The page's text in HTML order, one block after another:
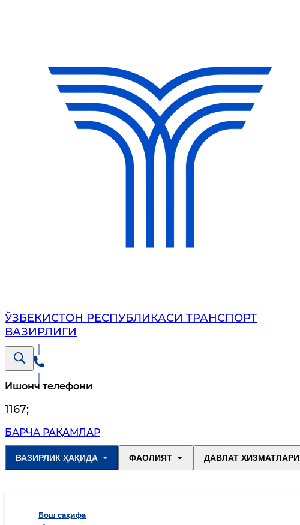
ЎЗБЕКИСТОН РЕСПУБЛИКАСИ ТРАНСПОРТ
ВАЗИРЛИГИ
Ишонч телефони
1167;
БАРЧА РАҚАМЛАР
ВАЗИРЛИК ҲАҚИДА ФАОЛИЯТ ДАВЛАТ ХИЗМАТЛАРИ
Бош саҳифа